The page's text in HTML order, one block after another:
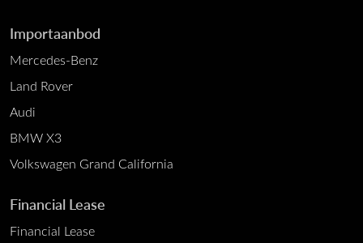
Importaanbod
Mercedes-Benz
Land Rover
Audi
BMW X3
Volkswagen Grand California
Financial Lease
Financial Lease